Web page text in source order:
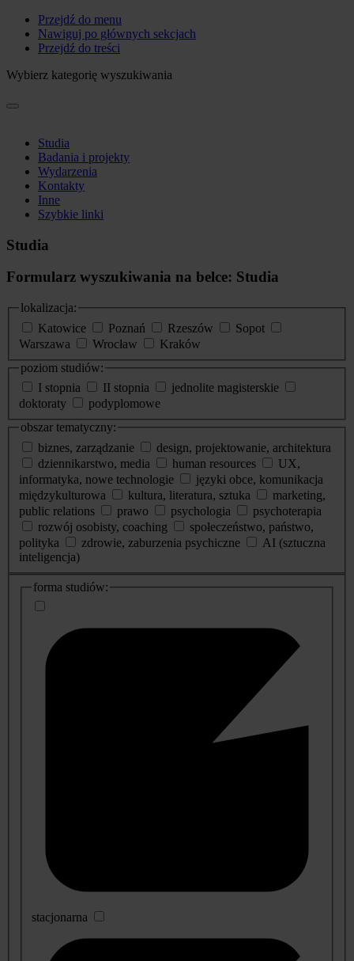
Przejdź do menu
Nawiguj po głównych sekcjach
Przejdź do treści
Wybierz kategorię wyszukiwania
Studia
Badania i projekty
Wydarzenia
Kontakty
Inne
Szybkie linki
Studia
Formularz wyszukiwania na belce: Studia
lokalizacja:
Katowice
Poznań Rzeszów
Sopot
Warszawa
Wrocław
Kraków
poziom studiów:
I stopnia
II stopnia
jednolite magisterskie
doktoraty
podyplomowe
obszar tematyczny:
biznes, zarządzanie
design, projektowanie, architektura
dziennikarstwo, media
human resources
UX,
informatyka, nowe technologie
języki obce, komunikacja
międzykulturowa
kultura, literatura, sztuka
marketing,
public relations
prawo psychologia
psychoterapia
rozwój osobisty, coaching
społeczeństwo, państwo,
polityka
zdrowie, zaburzenia psychiczne
AI (sztuczna
inteligencja)
dodatkowe
informacje
forma studiów:
stacjonarna